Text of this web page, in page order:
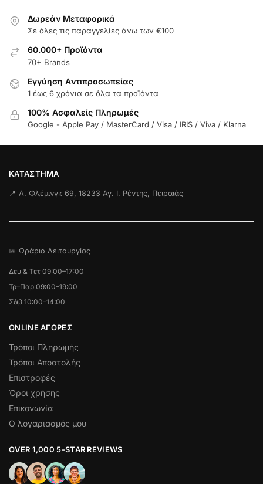
Δωρεάν Μεταφορικά
Σε όλες τις παραγγελίες άνω των €100
60.000+ Προϊόντα
70+ Brands
Εγγύηση Aντιπροσωπείας
1 έως 6 χρόνια σε όλα τα προϊόντα
100% Ασφαλείς Πληρωμές
Google - Apple Pay / MasterCard / Visa / IRIS / Viva / Klarna
ΚΑΤΆΣΤΗΜΑ
📍 Λ. Φλέμινγκ 69, 18233 Αγ. Ι. Ρέντης, Πειραιάς
📅 Ωράριο Λειτουργίας
Δευ & Τετ 09:00–17:00
Τρ–Παρ 09:00–19:00
Σάβ 10:00–14:00
ONLINE ΑΓΟΡΕΣ
Τρόποι Πληρωμής
Τρόποι Αποστολής
Επιστροφές
Όροι χρήσης
Επικονωνία
Ο λογαριασμός μου
OVER 1,000 5-STAR REVIEWS